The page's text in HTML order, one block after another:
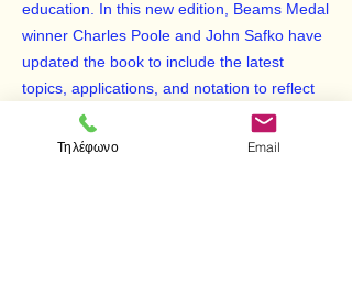
education. In this new edition, Beams Medal
winner Charles Poole and John Safko have
updated the book to include the latest
topics, applications, and notation to reflect
today's physics curriculum.
Τηλέφωνο Email